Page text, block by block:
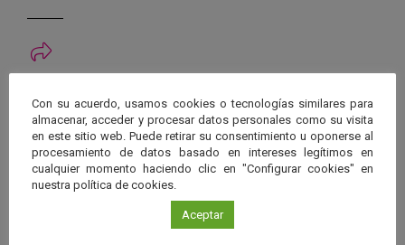
Próximos eventos
26 JUN 2026 - 26 ENE 2028
Eclipse,Planetario/ Gérgal,Granada ,
Con su acuerdo, usamos cookies o tecnologías similares para
almacenar, acceder y procesar datos personales como su visita
en este sitio web. Puede retirar su consentimiento u oponerse al
procesamiento de datos basado en intereses legítimos en
cualquier momento haciendo clic en "Configurar cookies" en
nuestra política de cookies.
Aceptar